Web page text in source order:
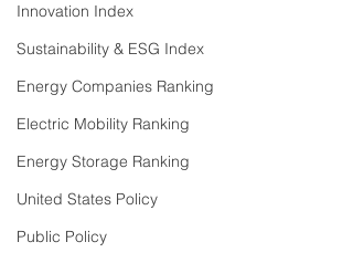
Innovation Index
Sustainability & ESG Index
Energy Companies Ranking
Electric Mobility Ranking
Energy Storage Ranking
United States Policy
Public Policy